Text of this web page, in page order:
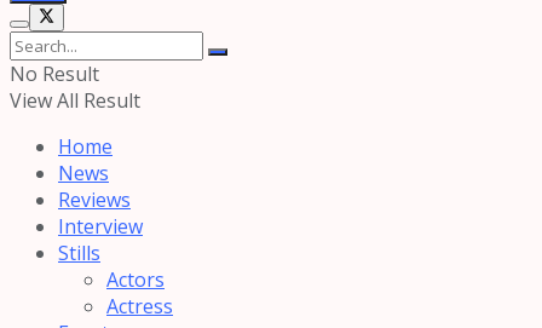
No Result
View All Result
Home
News
Reviews
Interview
Stills
Actors
Actress